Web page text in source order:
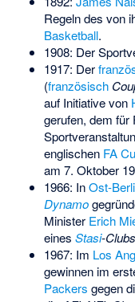
Regeln des von
Basketball.
1908: Der
1917: Der
(französisch
auf Initiative von
gerufen, dem für
englischen FA
am 7. Oktober
1966: InOst-
Dynamo
Minister Erich
eines Stasi-Clubs
1967: Im Los
gewinnen im
Packers gegen